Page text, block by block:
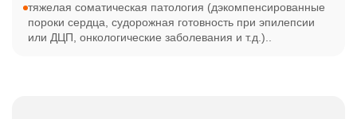
тяжелая соматическая патология (дэкомпенсированные
пороки сердца, судорожная готовность при эпилепсии
или ДЦП, онкологические заболевания и т.д.)..